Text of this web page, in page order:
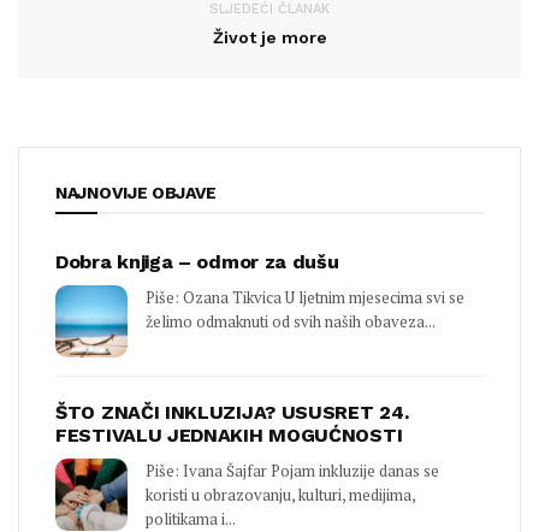
SLJEDEĆI ČLANAK
Život je more
NAJNOVIJE OBJAVE
Dobra knjiga – odmor za dušu
Piše: Ozana Tikvica U ljetnim mjesecima svi se
želimo odmaknuti od svih naših obaveza...
ŠTO ZNAČI INKLUZIJA? USUSRET 24.
FESTIVALU JEDNAKIH MOGUĆNOSTI
Piše: Ivana Šajfar Pojam inkluzije danas se
koristi u obrazovanju, kulturi, medijima,
politikama i...